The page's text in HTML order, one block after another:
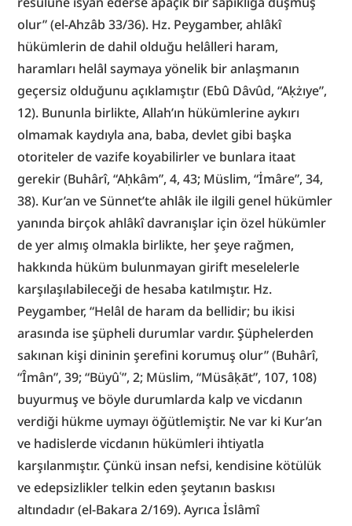
olur” (el-Ahzâb 33/36). Hz. Peygamber, ahlâkî
hükümlerin de dahil olduğu helâlleri haram,
haramları helâl saymaya yönelik bir anlaşmanın
geçersiz olduğunu açıklamıştır (Ebû Dâvûd, “Aḳżıye”,
12). Bununla birlikte, Allah’ın hükümlerine aykırı
olmamak kaydıyla ana, baba, devlet gibi başka
otoriteler de vazife koyabilirler ve bunlara itaat
gerekir (Buhârî, “Aḥkâm”, 4, 43; Müslim, “İmâre”, 34,
38). Kur’an ve Sünnet’te ahlâk ile ilgili genel hükümler
yanında birçok ahlâkî davranışlar için özel hükümler
de yer almış olmakla birlikte, her şeye rağmen,
hakkında hüküm bulunmayan girift meselelerle
karşılaşılabileceği de hesaba katılmıştır. Hz.
Peygamber, “Helâl de haram da bellidir; bu ikisi
arasında ise şüpheli durumlar vardır. Şüphelerden
sakınan kişi dininin şerefini korumuş olur” (Buhârî,
“Îmân”, 39; “Büyûʿ”, 2; Müslim, “Müsâḳāt”, 107, 108)
buyurmuş ve böyle durumlarda kalp ve vicdanın
verdiği hükme uymayı öğütlemiştir. Ne var ki Kur’an
ve hadislerde vicdanın hükümleri ihtiyatla
karşılanmıştır. Çünkü insan nefsi, kendisine kötülük
ve edepsizlikler telkin eden şeytanın baskısı
altındadır (el-Bakara 2/169). Ayrıca İslâmî